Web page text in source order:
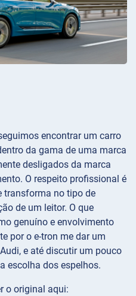
encontrar um carro
da gama de uma marca
desligados da marca
O respeito profissional é
transforma no tipo de
de um leitor. O que
genuíno e envolvimento
por o e-tron me dar um
e até discutir um pouco
escolha dos espelhos.
o original aqui: